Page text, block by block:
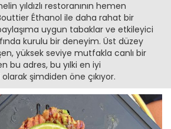
yıldızlı restoranının hemen
Éthanol ile daha rahat bir
uygun tabaklar ve etkileyici
kurulu bir deneyim. Üst düzey
yüksek seviye mutfakla canlı bir
bu adres, bu yılki en iyi
şimdiden öne çıkıyor.